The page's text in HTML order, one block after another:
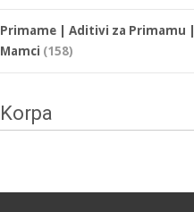
Primame | Aditivi za Primamu |
Mamci (158)
Korpa